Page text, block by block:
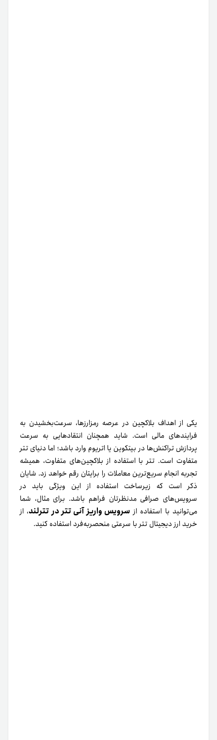
یکی از اهداف بلاکچین در عرصه رمزارزها، سرعت‌بخشیدن به
فرایندهای مالی است. شاید همچنان انتقادهایی به سرعت
پردازش تراکنش‌ها در بیتکوین یا اتریوم وارد باشد؛ اما دنیای تتر
متفاوت است. تتر با استفاده از بلاکچین‌های متفاوت، همیشه
تجربه انجام سریع‌ترین معاملات را برایتان رقم خواهد زد. شایان
ذکر است که زیرساخت استفاده از این ویژگی باید در
سرویس‌های صرافی مدنظرتان فراهم باشد. برای مثال، شما
می‌توانید با استفاده از سرویس واریز آنی تتر در تترلند، از
خرید ارز دیجیتال تتر با سرعتی منحصربه‌فرد استفاده کنید.